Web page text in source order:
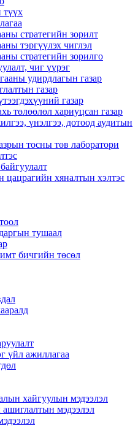
түүх
стратегийн зорилт
тэргүүлэх чиглэл
стратегийн зорилго
чиг үүрэг
удирдлагын газар
газар
газар
төлөөлөл хариуцсан газар
үнэлгээ, дотоод аудитын
тосны төв лаборатори
хяналтын хэлтэс
тушаал
бичгийн төсөл
үйл ажиллагаа
хайгуулын мэдээлэл
мэдээлэл